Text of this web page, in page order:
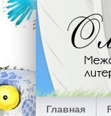
Перейти к основному
Главная